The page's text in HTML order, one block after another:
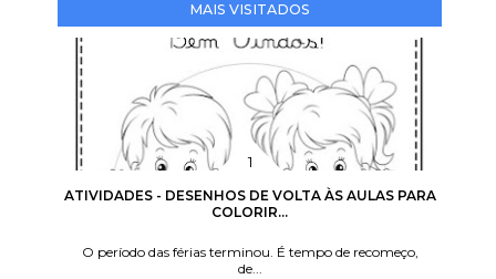
MAIS VISITADOS
ATIVIDADES - DESENHOS DE VOLTA ÀS AULAS PARA
COLORIR...
O período das férias terminou. É tempo de recomeço,
de...